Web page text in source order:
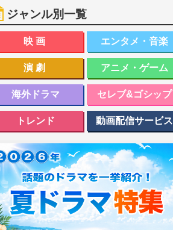
ジャンル別一覧
映画 エンタメ・音楽
演劇 アニメ・ゲーム
海外ドラマ セレブ&ゴシップ
トレンド 動画配信サービス